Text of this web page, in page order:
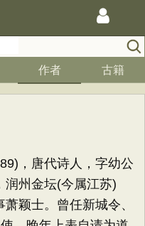
作者 古籍
，唐代诗人，字幼公
润州金坛(今属江苏)
颖士。曾任新城令、